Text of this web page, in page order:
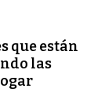
que están
las